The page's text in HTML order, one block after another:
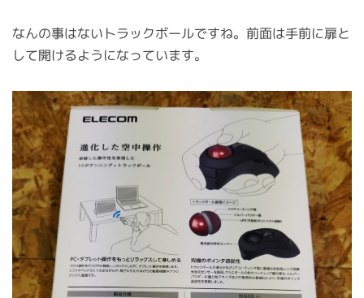
なんの事はないトラックボールですね。前面は手前に扉と
して開けるようになっています。